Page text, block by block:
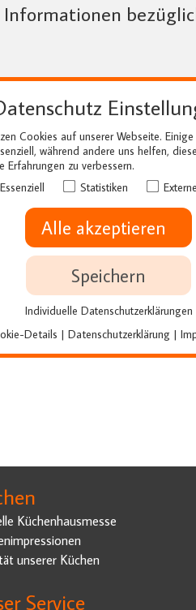
Wir
Küchenhausmesse
unserer Küchen
Service
Cookies auf unserer Webseite.
während andere uns helfen,
Erfahrungen zu verbessern.
Essenziell
Statistiken
Alle akzeptieren
Speichern
Individuelle Datenschutzerklärungen
Details | Datenschutzerklärung |